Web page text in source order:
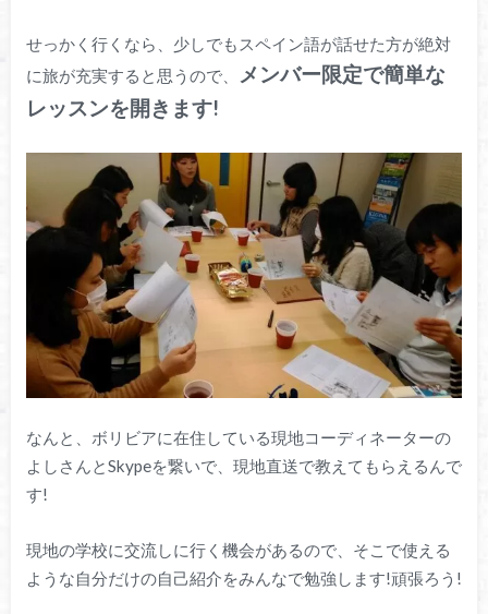
せっかく行くなら、少しでもスペイン語が話せた方が絶対
に旅が充実すると思うので、
メンバー限定で簡単な
レッスンを開きます!
なんと、ボリビアに在住している現地コーディネーターの
よしさんとSkypeを繋いで、現地直送で教えてもらえるんで
す!
現地の学校に交流しに行く機会があるので、そこで使える
ような自分だけの自己紹介をみんなで勉強します!頑張ろう!